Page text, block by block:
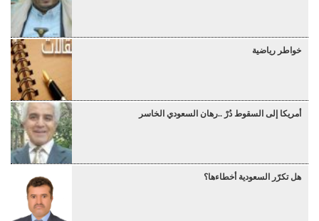
خواطر رياضية
أمريكا إلى السقوط دُرْ ..رهان السعودي الخاسر
هل تكرّر السعودية أخطاءها؟